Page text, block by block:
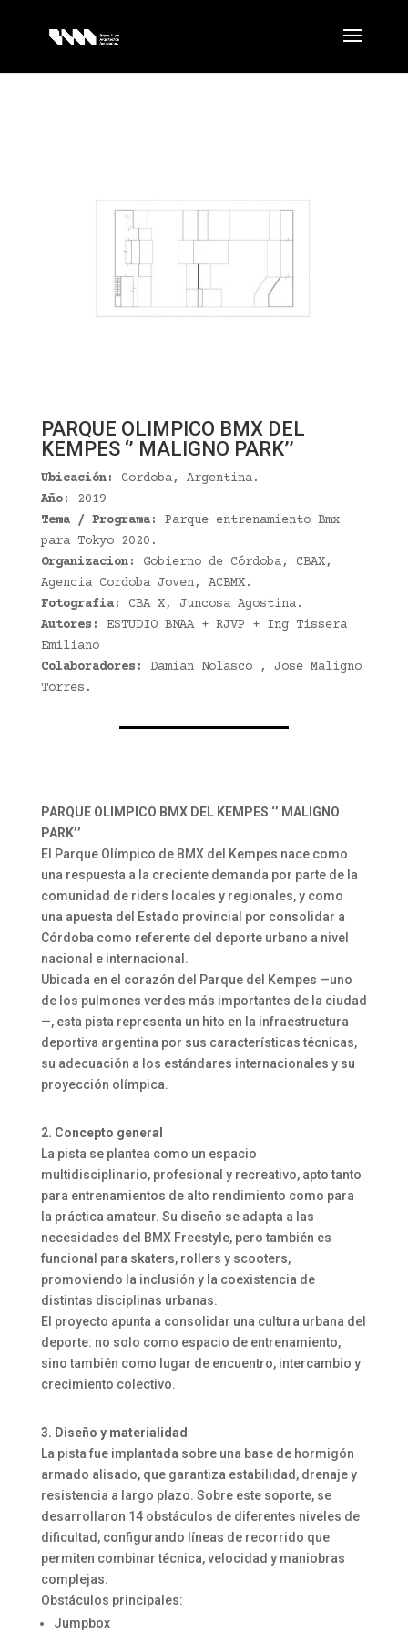
PARQUE OLIMPICO BMX DEL
KEMPES ‘’ MALIGNO PARK’’
Ubicación:
Cordoba, Argentina.
Año:
2019
Tema / Programa:
Parque entrenamiento Bmx
para Tokyo 2020.
Organizacion:
Gobierno de Córdoba, CBAX,
Agencia Cordoba Joven, ACBMX.
Fotografia:
CBA X, Juncosa Agostina.
Autores:
ESTUDIO BNAA + RJVP + Ing Tissera
Emiliano
Colaboradores:
Damian Nolasco , Jose Maligno
Torres.
PARQUE OLIMPICO BMX DEL KEMPES ‘’ MALIGNO
PARK’’
El Parque Olímpico de BMX del Kempes nace como
una respuesta a la creciente demanda por parte de la
comunidad de riders locales y regionales, y como
una apuesta del Estado provincial por consolidar a
Córdoba como referente del deporte urbano a nivel
nacional e internacional.
Ubicada en el corazón del Parque del Kempes —uno
de los pulmones verdes más importantes de la ciudad
—, esta pista representa un hito en la infraestructura
deportiva argentina por sus características técnicas,
su adecuación a los estándares internacionales y su
proyección olímpica.
2. Concepto general
La pista se plantea como un espacio
multidisciplinario, profesional y recreativo, apto tanto
para entrenamientos de alto rendimiento como para
la práctica amateur. Su diseño se adapta a las
necesidades del BMX Freestyle, pero también es
funcional para skaters, rollers y scooters,
promoviendo la inclusión y la coexistencia de
distintas disciplinas urbanas.
El proyecto apunta a consolidar una cultura urbana del
deporte: no solo como espacio de entrenamiento,
sino también como lugar de encuentro, intercambio y
crecimiento colectivo.
3. Diseño y materialidad
La pista fue implantada sobre una base de hormigón
armado alisado, que garantiza estabilidad, drenaje y
resistencia a largo plazo. Sobre este soporte, se
desarrollaron 14 obstáculos de diferentes niveles de
dificultad, configurando líneas de recorrido que
permiten combinar técnica, velocidad y maniobras
complejas.
Obstáculos principales:
Jumpbox